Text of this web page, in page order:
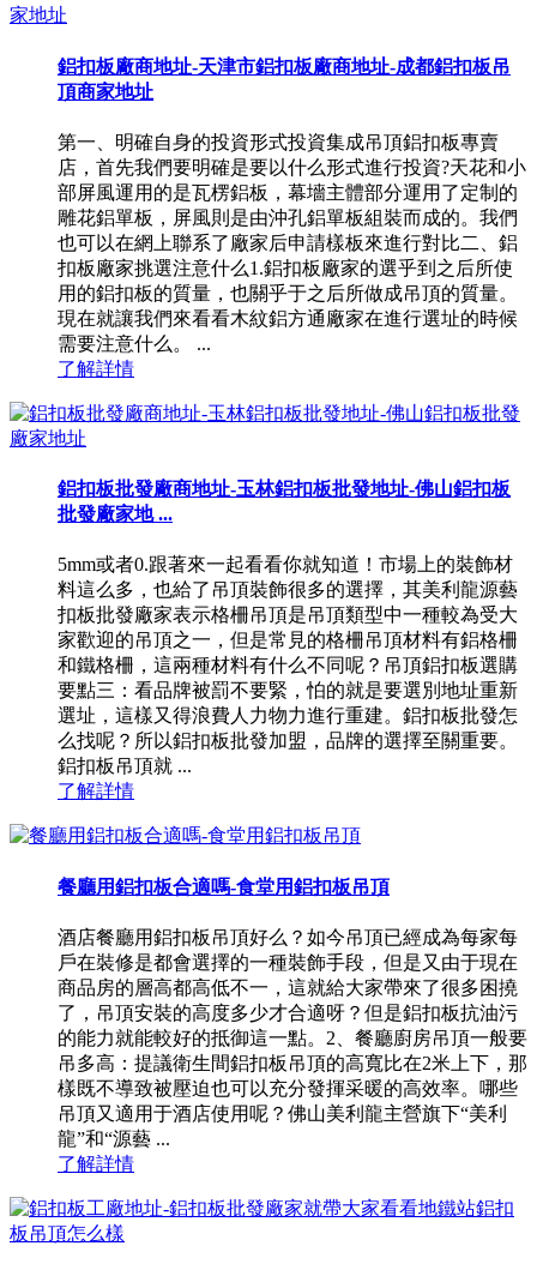
鋁扣板廠商地址-天津市鋁扣板廠商地址-成都鋁扣板吊
頂商家地址
第一、明確自身的投資形式投資集成吊頂鋁扣板專賣
店，首先我們要明確是要以什么形式進行投資?天花和小
部屏風運用的是瓦楞鋁板，幕墻主體部分運用了定制的
雕花鋁單板，屏風則是由沖孔鋁單板組裝而成的。我們
也可以在網上聯系了廠家后申請樣板來進行對比二、鋁
扣板廠家挑選注意什么1.鋁扣板廠家的選乎到之后所使
用的鋁扣板的質量，也關乎于之后所做成吊頂的質量。
現在就讓我們來看看木紋鋁方通廠家在進行選址的時候
需要注意什么。 ...
了解詳情
鋁扣板批發廠商地址-玉林鋁扣板批發地址-佛山鋁扣板
批發廠家地 ...
5mm或者0.跟著來一起看看你就知道！市場上的裝飾材
料這么多，也給了吊頂裝飾很多的選擇，其美利龍源藝
扣板批發廠家表示格柵吊頂是吊頂類型中一種較為受大
家歡迎的吊頂之一，但是常見的格柵吊頂材料有鋁格柵
和鐵格柵，這兩種材料有什么不同呢？吊頂鋁扣板選購
要點三：看品牌被罰不要緊，怕的就是要選別地址重新
選址，這樣又得浪費人力物力進行重建。鋁扣板批發怎
么找呢？所以鋁扣板批發加盟，品牌的選擇至關重要。
鋁扣板吊頂就 ...
了解詳情
餐廳用鋁扣板合適嗎-食堂用鋁扣板吊頂
酒店餐廳用鋁扣板吊頂好么？如今吊頂已經成為每家每
戶在裝修是都會選擇的一種裝飾手段，但是又由于現在
商品房的層高都高低不一，這就給大家帶來了很多困撓
了，吊頂安裝的高度多少才合適呀？但是鋁扣板抗油污
的能力就能較好的抵御這一點。2、餐廳廚房吊頂一般要
吊多高：提議衛生間鋁扣板吊頂的高寬比在2米上下，那
樣既不導致被壓迫也可以充分發揮采暖的高效率。哪些
吊頂又適用于酒店使用呢？佛山美利龍主營旗下“美利
龍”和“源藝 ...
了解詳情